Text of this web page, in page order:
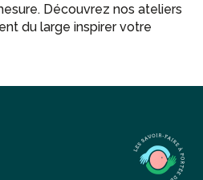
Découvrez nos ateliers
du large inspirer votre